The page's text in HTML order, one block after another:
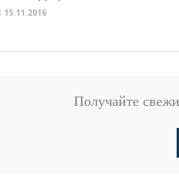
15.11.2016
Получайте